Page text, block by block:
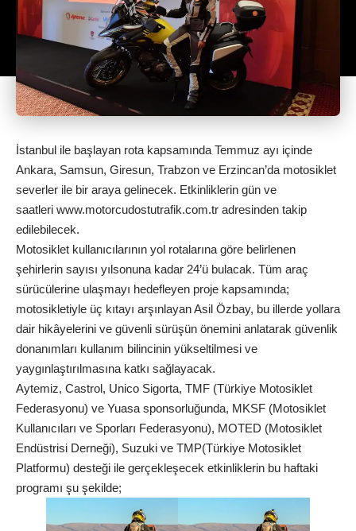
İstanbul ile başlayan rota kapsamında Temmuz ayı içinde
Ankara, Samsun, Giresun, Trabzon ve Erzincan’da motosiklet
severler ile bir araya gelinecek. Etkinliklerin gün ve
saatleri www.motorcudostutrafik.com.tr adresinden takip
edilebilecek.
Motosiklet kullanıcılarının yol rotalarına göre belirlenen
şehirlerin sayısı yılsonuna kadar 24’ü bulacak. Tüm araç
sürücülerine ulaşmayı hedefleyen proje kapsamında;
motosikletiyle üç kıtayı arşınlayan Asil Özbay, bu illerde yollara
dair hikâyelerini ve güvenli sürüşün önemini anlatarak güvenlik
donanımları kullanım bilincinin yükseltilmesi ve
yaygınlaştırılmasına katkı sağlayacak.
Aytemiz, Castrol, Unico Sigorta, TMF (Türkiye Motosiklet
Federasyonu) ve Yuasa sponsorluğunda, MKSF (Motosiklet
Kullanıcıları ve Sporları Federasyonu), MOTED (Motosiklet
Endüstrisi Derneği), Suzuki ve TMP(Türkiye Motosiklet
Platformu) desteği ile gerçekleşecek etkinliklerin bu haftaki
programı şu şekilde;